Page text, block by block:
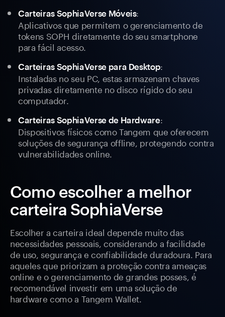
Carteiras SophiaVerse Móveis:
Aplicativos que permitem o gerenciamento de
tokens SOPH diretamente do seu smartphone
para fácil acesso.
Carteiras SophiaVerse para Desktop:
Instaladas no seu PC, estas armazenam chaves
privadas diretamente no disco rígido do seu
computador.
Carteiras SophiaVerse de Hardware:
Dispositivos físicos como Tangem que oferecem
soluções de segurança offline, protegendo contra
vulnerabilidades online.
Como escolher a melhor
carteira SophiaVerse
Escolher a carteira ideal depende muito das
necessidades pessoais, considerando a facilidade
de uso, segurança e confiabilidade duradoura. Para
aqueles que priorizam a proteção contra ameaças
online e o gerenciamento de grandes posses, é
recomendável investir em uma solução de
hardware como a Tangem Wallet.